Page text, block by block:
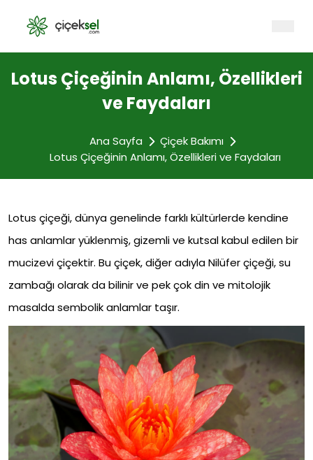
Lotus Çiçeğinin Anlamı, Özellikleri
ve Faydaları
Ana Sayfa
Çiçek Bakımı
Lotus Çiçeğinin Anlamı, Özellikleri ve Faydaları
Lotus çiçeği, dünya genelinde farklı kültürlerde kendine
has anlamlar yüklenmiş, gizemli ve kutsal kabul edilen bir
mucizevi çiçektir. Bu çiçek, diğer adıyla Nilüfer çiçeği, su
zambağı olarak da bilinir ve pek çok din ve mitolojik
masalda sembolik anlamlar taşır.